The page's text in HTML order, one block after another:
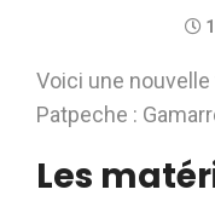
Voici une
Patpeche :
Les